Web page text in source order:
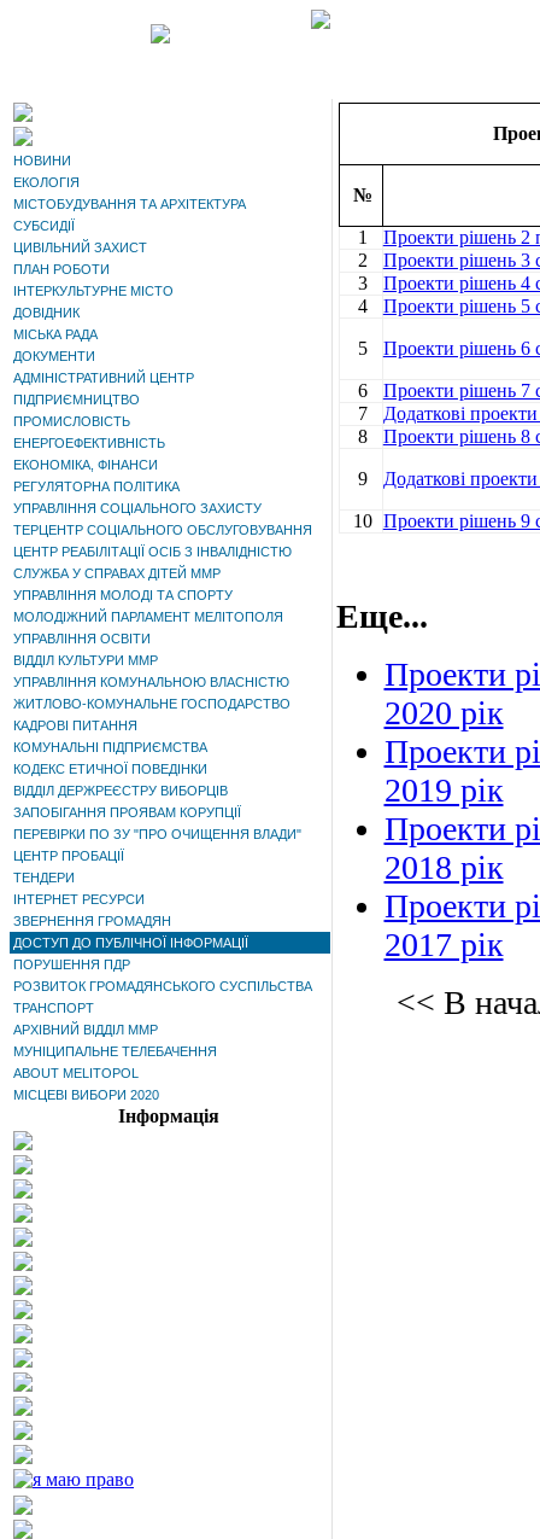
НОВИНИ
ЕКОЛОГІЯ
МІСТОБУДУВАННЯ ТА АРХІТЕКТУРА
СУБСИДІЇ
ЦИВІЛЬНИЙ ЗАХИСТ
ПЛАН РОБОТИ
ІНТЕРКУЛЬТУРНЕ МІСТО
ДОВІДНИК
МІСЬКА РАДА
ДОКУМЕНТИ
АДМІНІСТРАТИВНИЙ ЦЕНТР
ПІДПРИЄМНИЦТВО
ПРОМИСЛОВІСТЬ
ЕНЕРГОЕФЕКТИВНІСТЬ
ЕКОНОМІКА, ФІНАНСИ
РЕГУЛЯТОРНА ПОЛІТИКА
УПРАВЛІННЯ СОЦІАЛЬНОГО ЗАХИСТУ
ТЕРЦЕНТР СОЦІАЛЬНОГО ОБСЛУГОВУВАННЯ
ЦЕНТР РЕАБІЛІТАЦІЇ ОСІБ З ІНВАЛІДНІСТЮ
СЛУЖБА У СПРАВАХ ДІТЕЙ ММР
УПРАВЛІННЯ МОЛОДІ ТА СПОРТУ
МОЛОДІЖНИЙ ПАРЛАМЕНТ МЕЛІТОПОЛЯ
УПРАВЛІННЯ ОСВІТИ
ВІДДІЛ КУЛЬТУРИ ММР
УПРАВЛІННЯ КОМУНАЛЬНОЮ ВЛАСНІСТЮ
ЖИТЛОВО-КОМУНАЛЬНЕ ГОСПОДАРСТВО
КАДРОВІ ПИТАННЯ
КОМУНАЛЬНІ ПІДПРИЄМСТВА
КОДЕКС ЕТИЧНОЇ ПОВЕДІНКИ
ВІДДІЛ ДЕРЖРЕЄСТРУ ВИБОРЦІВ
ЗАПОБІГАННЯ ПРОЯВАМ КОРУПЦІЇ
ПЕРЕВІРКИ ПО ЗУ "ПРО ОЧИЩЕННЯ ВЛАДИ"
ЦЕНТР ПРОБАЦІЇ
ТЕНДЕРИ
ІНТЕРНЕТ РЕСУРСИ
ЗВЕРНЕННЯ ГРОМАДЯН
ДОСТУП ДО ПУБЛІЧНОЇ ІНФОРМАЦІЇ
ПОРУШЕННЯ ПДР
РОЗВИТОК ГРОМАДЯНСЬКОГО СУСПІЛЬСТВА
ТРАНСПОРТ
АРХІВНИЙ ВІДДІЛ ММР
МУНІЦИПАЛЬНЕ ТЕЛЕБАЧЕННЯ
ABOUT MELITOPOL
МІСЦЕВІ ВИБОРИ 2020
Інформація
№
1
Проекти рішень 2
2
Проекти рішень 3
3
Проекти рішень 4
4
Проекти рішень 5
5 Проекти рішень 6
6
Проекти рішень 7
7
Додаткові проекти
8
Проекти рішень 8
9 Додаткові проекти
10 Проекти рішень 9
Еще...
Проекти
2020 рік
Проекти
2019 рік
Проекти
2018 рік
Проекти
2017 рік
<< В